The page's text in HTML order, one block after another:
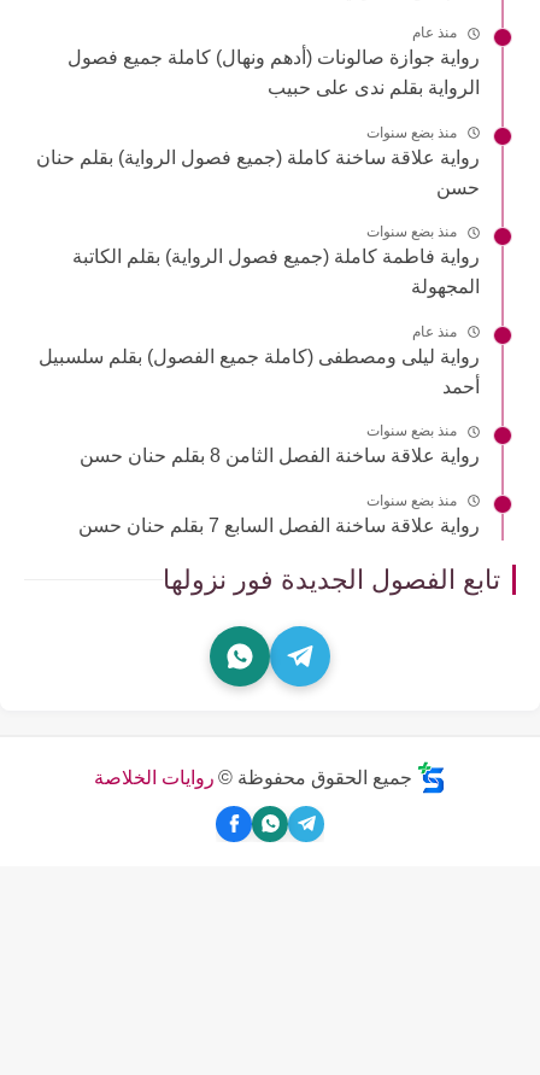
منذ عام
رواية جوازة صالونات (أدهم ونهال) كاملة جميع فصول
الرواية بقلم ندى على حبيب
منذ بضع سنوات
رواية علاقة ساخنة كاملة (جميع فصول الرواية) بقلم حنان
حسن
منذ بضع سنوات
رواية فاطمة كاملة (جميع فصول الرواية) بقلم الكاتبة
المجهولة
منذ عام
رواية ليلى ومصطفى (كاملة جميع الفصول) بقلم سلسبيل
أحمد
منذ بضع سنوات
رواية علاقة ساخنة الفصل الثامن 8 بقلم حنان حسن
منذ بضع سنوات
رواية علاقة ساخنة الفصل السابع 7 بقلم حنان حسن
تابع الفصول الجديدة فور نزولها
جميع الحقوق محفوظة © روايات الخلاصة